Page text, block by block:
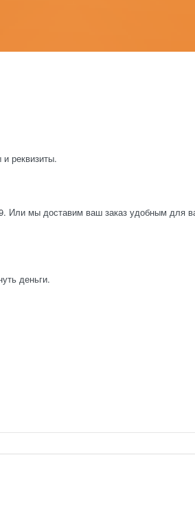
реквизиты.
Или мы доставим ваш заказ удобным для
деньги.